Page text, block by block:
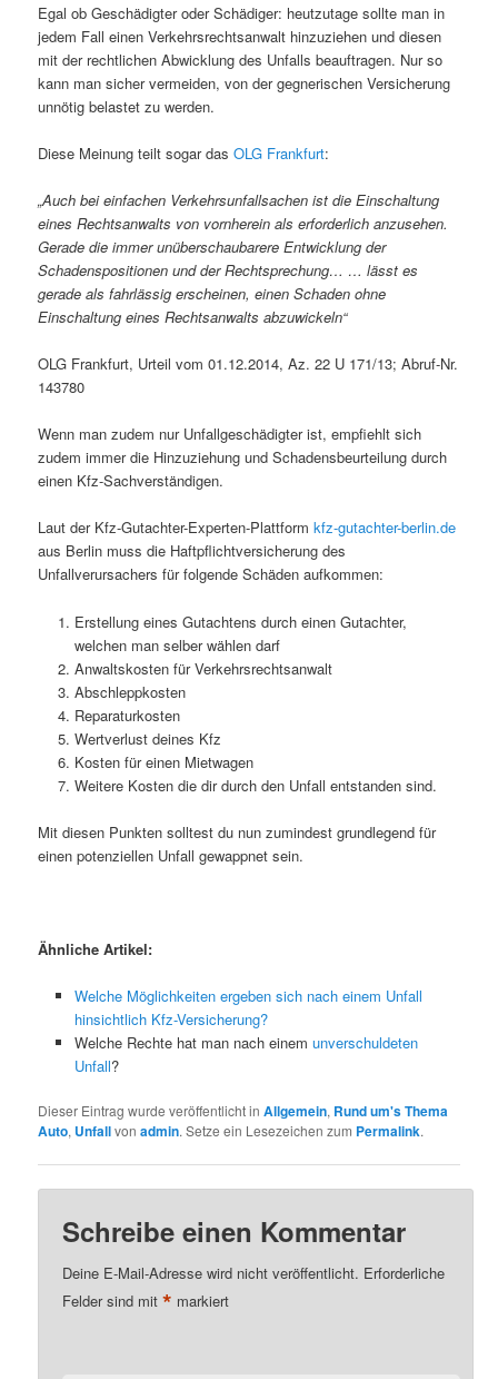
Egal ob Geschädigter oder Schädiger: heutzutage sollte man in
jedem Fall einen Verkehrsrechtsanwalt hinzuziehen und diesen
mit der rechtlichen Abwicklung des Unfalls beauftragen. Nur so
kann man sicher vermeiden, von der gegnerischen Versicherung
unnötig belastet zu werden.
Diese Meinung teilt sogar dasOLG Frankfurt:
„Auch bei einfachen Verkehrsunfallsachen ist die Einschaltung
eines Rechtsanwalts von vornherein als erforderlich anzusehen.
Gerade die immer unüberschaubarere Entwicklung der
Schadenspositionen und der Rechtsprechung… … lässt es
gerade als fahrlässig erscheinen, einen Schaden ohne
Einschaltung eines Rechtsanwalts abzuwickeln“
OLG Frankfurt, Urteil vom 01.12.2014, Az. 22 U 171/13; Abruf-Nr.
143780
Wenn man zudem nur Unfallgeschädigter ist, empfiehlt sich
zudem immer die Hinzuziehung und Schadensbeurteilung durch
einen Kfz-Sachverständigen.
Laut der Kfz-Gutachter-Experten-Plattformkfz-gutachter-berlin.de
aus Berlin muss die Haftpflichtversicherung des
Unfallverursachers für folgende Schäden aufkommen:
Erstellung eines Gutachtens durch einen Gutachter,
welchen man selber wählen darf
Anwaltskosten für Verkehrsrechtsanwalt
Abschleppkosten
Reparaturkosten
Wertverlust deines Kfz
Kosten für einen Mietwagen
Weitere Kosten die dir durch den Unfall entstanden sind.
Mit diesen Punkten solltest du nun zumindest grundlegend für
einen potenziellen Unfall gewappnet sein.
Ähnliche Artikel:
Welche Möglichkeiten ergeben sich nach einem Unfall
hinsichtlich Kfz-Versicherung?
Welche Rechte hat man nach einem unverschuldeten
Unfall?
Dieser Eintrag wurde veröffentlicht inAllgemein, Rund um's Thema
Auto, Unfallvonadmin. Setze ein Lesezeichen zum Permalink.
Schreibe einen Kommentar
Deine E-Mail-Adresse wird nicht veröffentlicht. Erforderliche
Felder sind mit* markiert